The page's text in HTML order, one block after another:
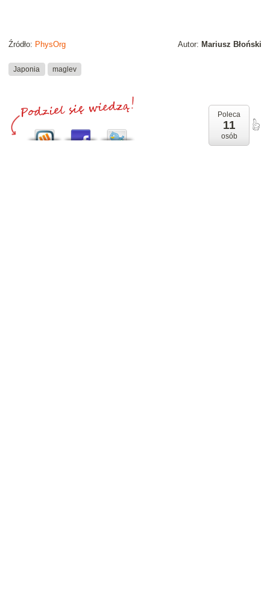
Autor: Mariusz Błoński
Źródło: PhysOrg
Japonia maglev
Poleca
11
osób